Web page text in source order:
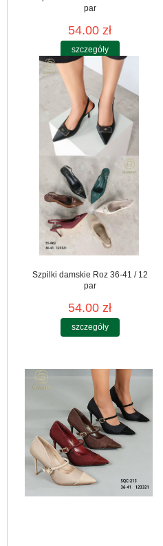
par
54.00 zł
szczegóły
Szpilki damskie Roz 36-41 / 12
par
54.00 zł
szczegóły